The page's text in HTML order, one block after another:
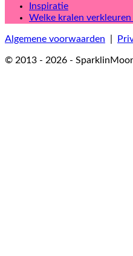
Inspiratie
Welke kralen verkleuren
Algemene voorwaarden
© 2013 - 2026 -